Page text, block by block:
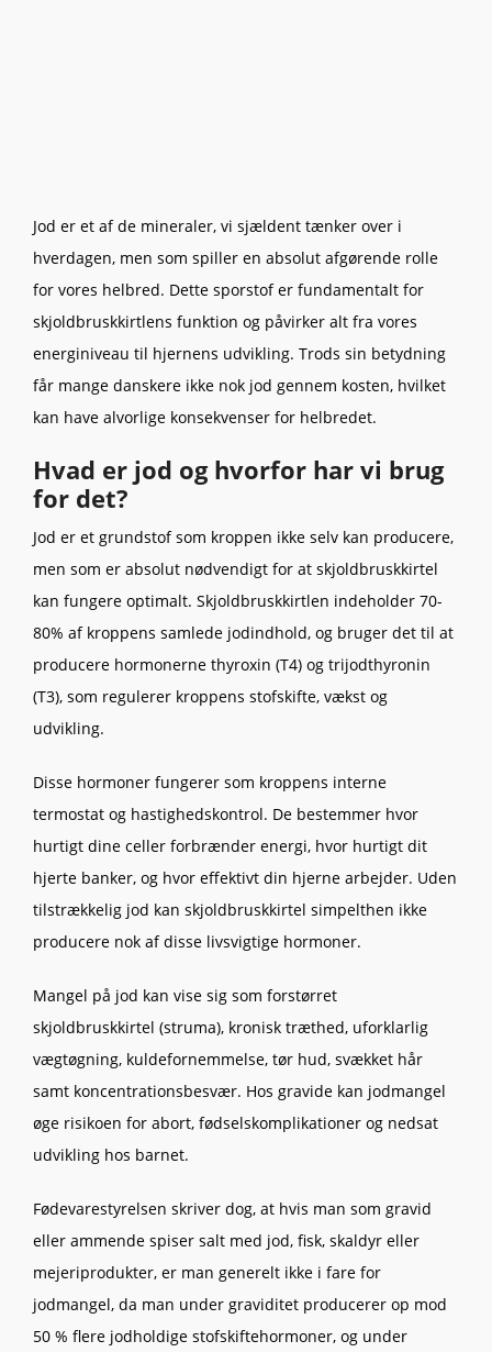
Jod er et af de mineraler, vi sjældent tænker over i
hverdagen, men som spiller en absolut afgørende rolle
for vores helbred. Dette sporstof er fundamentalt for
skjoldbruskkirtlens funktion og påvirker alt fra vores
energiniveau til hjernens udvikling. Trods sin betydning
får mange danskere ikke nok jod gennem kosten, hvilket
kan have alvorlige konsekvenser for helbredet.
Hvad er jod og hvorfor har vi brug
for det?
Jod er et grundstof som kroppen ikke selv kan producere,
men som er absolut nødvendigt for at skjoldbruskkirtel
kan fungere optimalt. Skjoldbruskkirtlen indeholder 70-
80% af kroppens samlede jodindhold, og bruger det til at
producere hormonerne thyroxin (T4) og trijodthyronin
(T3), som regulerer kroppens stofskifte, vækst og
udvikling.
Disse hormoner fungerer som kroppens interne
termostat og hastighedskontrol. De bestemmer hvor
hurtigt dine celler forbrænder energi, hvor hurtigt dit
hjerte banker, og hvor effektivt din hjerne arbejder. Uden
tilstrækkelig jod kan skjoldbruskkirtel simpelthen ikke
producere nok af disse livsvigtige hormoner.
Mangel på jod kan vise sig som forstørret
skjoldbruskkirtel (struma), kronisk træthed, uforklarlig
vægtøgning, kuldefornemmelse, tør hud, svækket hår
samt koncentrationsbesvær. Hos gravide kan jodmangel
øge risikoen for abort, fødselskomplikationer og nedsat
udvikling hos barnet.
Fødevarestyrelsen skriver dog, at hvis man som gravid
eller ammende spiser salt med jod, fisk, skaldyr eller
mejeriprodukter, er man generelt ikke i fare for
jodmangel, da man under graviditet producerer op mod
50 % flere jodholdige stofskiftehormoner, og under